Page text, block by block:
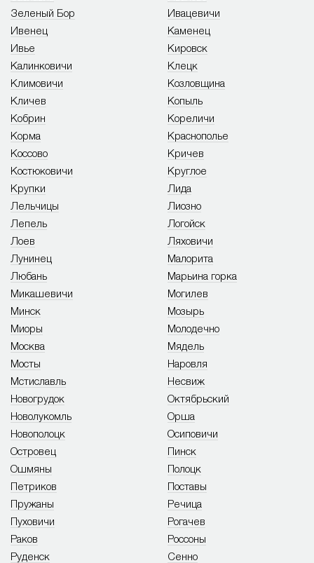
Зеленый Бор
Ивацевичи
Ивенец
Ивье
Калинковичи
Каменец
Кировск
Клецк
Климовичи
Кличев
Кобрин
Козловщина
Копыль
Кореличи
Корма
Коссово
Костюковичи
Краснополье
Кричев
Круглое
Крупки
Лельчицы
Лепель
Лида
Лиозно
Логойск
Лоев
Лунинец
Любань
Ляховичи
Малорита
Марьина горка
Микашевичи
Минск
Миоры
Могилев
Мозырь
Молодечно
Москва
Мосты
Мстиславль
Мядель
Наровля
Несвиж
Новогрудок
Новолукомль
Новополоцк
Октябрьский
Орша
Осиповичи
Островец
Ошмяны
Петриков
Пинск
Полоцк
Поставы
Пружаны
Пуховичи
Раков
Речица
Рогачев
Россоны
Руденск
Сенно